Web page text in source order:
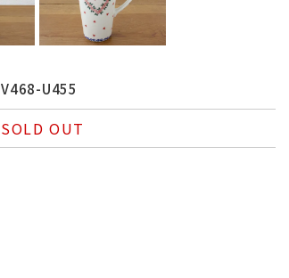
V468-U455
SOLD OUT